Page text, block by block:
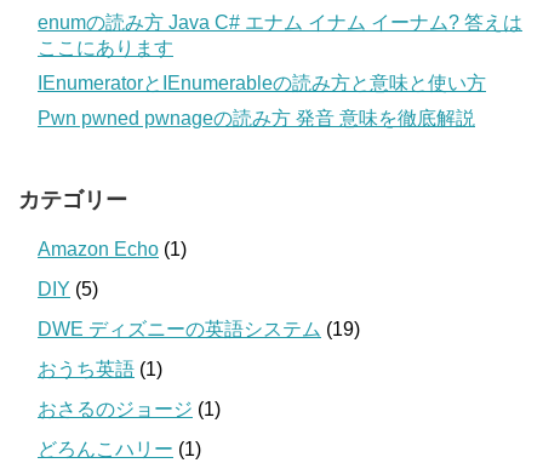
enumの読み方 Java C# エナム イナム イーナム? 答えは
ここにあります
IEnumeratorとIEnumerableの読み方と意味と使い方
Pwn pwned pwnageの読み方 発音 意味を徹底解説
カテゴリー
Amazon Echo (1)
DIY (5)
DWE ディズニーの英語システム (19)
おうち英語 (1)
おさるのジョージ (1)
どろんこハリー (1)